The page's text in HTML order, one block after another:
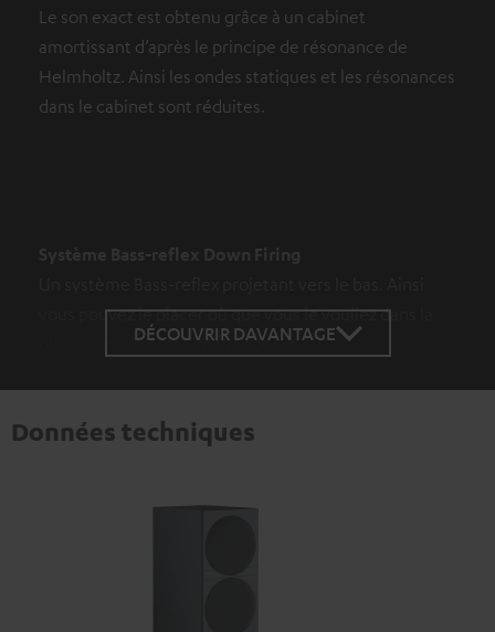
Le son exact est obtenu grâce à un cabinet
amortissant d’après le principe de résonance de
Helmholtz. Ainsi les ondes statiques et les résonances
dans le cabinet sont réduites.
Système Bass-reflex Down Firing
vous pouvez le placer où que vous le vouliez dans la
pièce, sans altérer l’image sonore.
DÉCOUVRIR DAVANTAGE
Données techniques